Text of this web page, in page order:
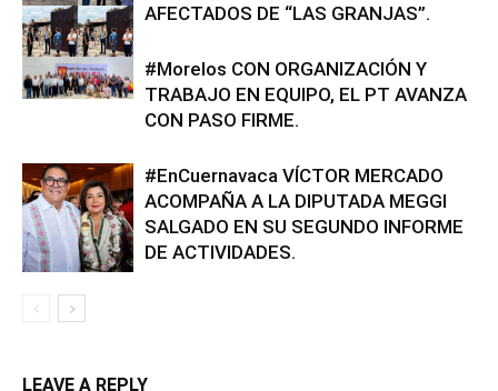
AFECTADOS DE “LAS GRANJAS”.
#Morelos CON ORGANIZACIÓN Y
TRABAJO EN EQUIPO, EL PT AVANZA
CON PASO FIRME.
#EnCuernavaca VÍCTOR MERCADO
ACOMPAÑA A LA DIPUTADA MEGGI
SALGADO EN SU SEGUNDO INFORME
DE ACTIVIDADES.
LEAVE A REPLY